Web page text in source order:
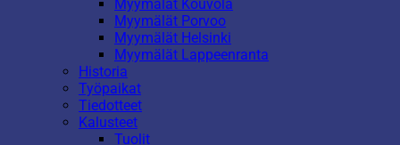
Myymälät Kouvola
Myymälät Porvoo
Myymälät Helsinki
Myymälät Lappeenranta
Historia
Työpaikat
Tiedotteet
Kalusteet
Tuolit